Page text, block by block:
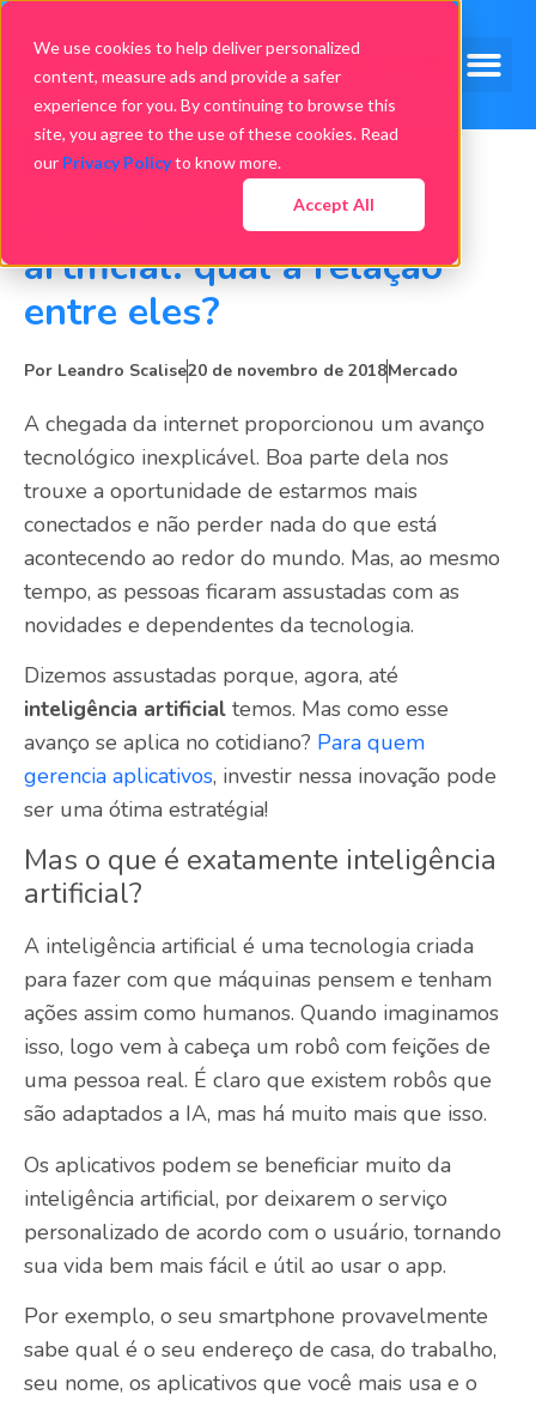
We use cookies to help deliver personalized
content, measure ads and provide a safer
experience for you. By continuing to browse this
site, you agree to the use of these cookies. Read
our Privacy Policyto know more.
Accept All
Apps e inteligência
artificial: qual a relação
entre eles?
Por Leandro Scalise20 de novembro de 2018Mercado
A chegada da internet proporcionou um avanço
tecnológico inexplicável. Boa parte dela nos
trouxe a oportunidade de estarmos mais
conectados e não perder nada do que está
acontecendo ao redor do mundo. Mas, ao mesmo
tempo, as pessoas ficaram assustadas com as
novidades e dependentes da tecnologia.
Dizemos assustadas porque, agora, até
inteligência artificial temos. Mas como esse
avanço se aplica no cotidiano? Para quem
gerencia aplicativos, investir nessa inovação pode
ser uma ótima estratégia!
Mas o que é exatamente inteligência
artificial?
A inteligência artificial é uma tecnologia criada
para fazer com que máquinas pensem e tenham
ações assim como humanos. Quando imaginamos
isso, logo vem à cabeça um robô com feições de
uma pessoa real. É claro que existem robôs que
são adaptados a IA, mas há muito mais que isso.
Os aplicativos podem se beneficiar muito da
inteligência artificial, por deixarem o serviço
personalizado de acordo com o usuário, tornando
sua vida bem mais fácil e útil ao usar o app.
Por exemplo, o seu smartphone provavelmente
sabe qual é o seu endereço de casa, do trabalho,
seu nome, os aplicativos que você mais usa e o